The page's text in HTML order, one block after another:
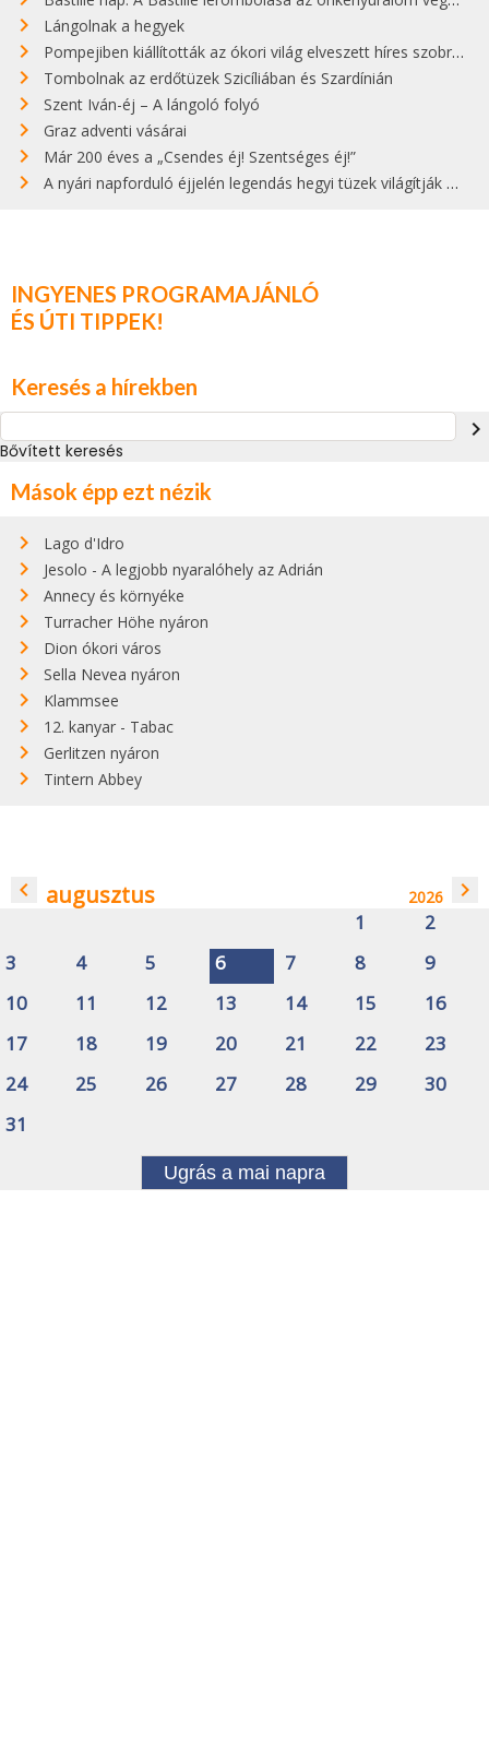
Lángolnak a hegyek
Pompejiben kiállították az ókori világ elveszett híres szobrának másolatát
Tombolnak az erdőtüzek Szicíliában és Szardínián
Szent Iván-éj – A lángoló folyó
Graz adventi vásárai
Már 200 éves a „Csendes éj! Szentséges éj!”
A nyári napforduló éjjelén legendás hegyi tüzek világítják meg Zugspitzét
INGYENES PROGRAMAJÁNLÓ
ÉS ÚTI TIPPEK!
Keresés a hírekben
navigate_next
Bővített keresés
Mások épp ezt nézik
Lago d'Idro
Jesolo - A legjobb nyaralóhely az Adrián
Annecy és környéke
Turracher Höhe nyáron
Dion ókori város
Sella Nevea nyáron
Klammsee
12. kanyar - Tabac
Gerlitzen nyáron
Tintern Abbey
navigate_before augusztus 2026 navigate_next
1
2
3
4 5 6 7 8
9
10
11 12 13 14 15
16
17
18 19 20 21 22
23
24
25 26 27 28 29
30
31
Ugrás a mai napra